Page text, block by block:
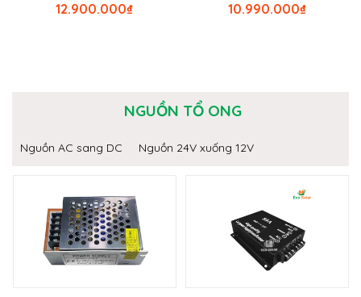
₫
12.900.000 ₫
10.990.000
NGUỒN TỔ ONG
Nguồn AC sang DC Nguồn 24V xuống 12V